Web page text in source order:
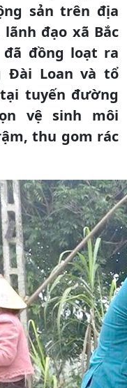
sản trên địa
đạo xã Bắc
đồng loạt ra
Đài Loan và tổ
tuyến đường
vệ sinh môi
thu gom rác